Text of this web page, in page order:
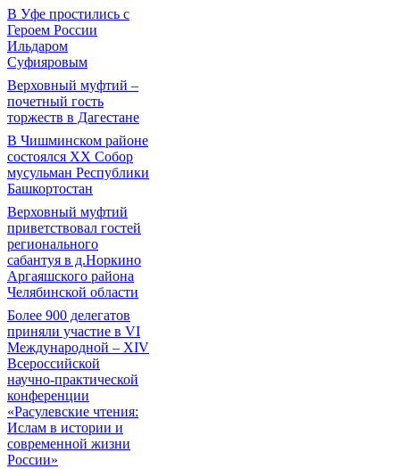
В Уфе простились с
Героем России
Ильдаром
Суфияровым
Верховный муфтий –
почетный гость
торжеств в Дагестане
В Чишминском районе
состоялся XX Собор
мусульман Республики
Башкортостан
Верховный муфтий
приветствовал гостей
регионального
сабантуя в д.Норкино
Аргаяшского района
Челябинской области
Более 900 делегатов
приняли участие в VI
Международной – ХIV
Всероссийской
научно-практической
конференции
«Расулевские чтения:
Ислам в истории и
современной жизни
России»